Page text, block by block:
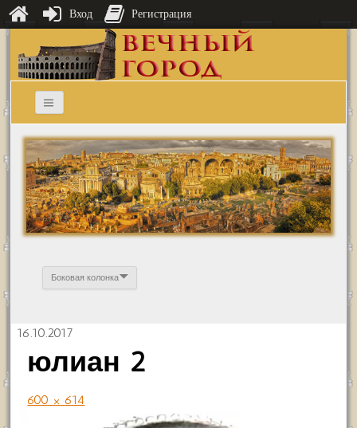
Боковая колонка
16.10.2017
юлиан 2
600 × 614
Вход Регистрация